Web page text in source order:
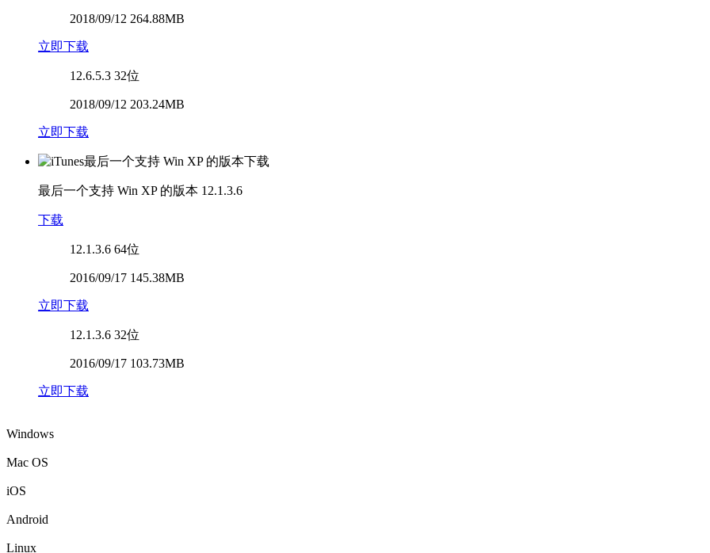
2018/09/12 264.88MB
立即下载
12.6.5.3 32位
2018/09/12 203.24MB
立即下载
最后一个支持 Win XP 的版本 12.1.3.6
下载
12.1.3.6 64位
2016/09/17 145.38MB
立即下载
12.1.3.6 32位
2016/09/17 103.73MB
立即下载
Windows
Mac OS
iOS
Android
Linux